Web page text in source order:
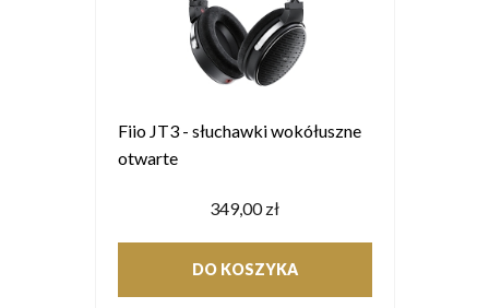
Fiio JT3 - słuchawki wokółuszne
otwarte
349,00 zł
DO KOSZYKA